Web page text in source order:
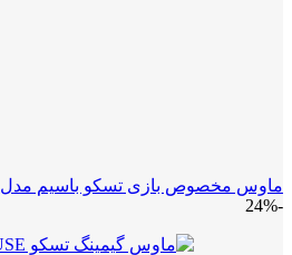
ماوس مخصوص بازی تسکو باسیم مدل TSCO MOUSE GM 2025
-24%